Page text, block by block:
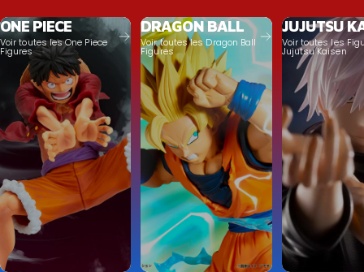
ONE PIECE
Voir toutes les One Piece
Figures
DRAGON BALL
Voir toutes les Dragon Ball
Figures
JUJUTSU
Voir toutes les
Jujutsu Kaisen